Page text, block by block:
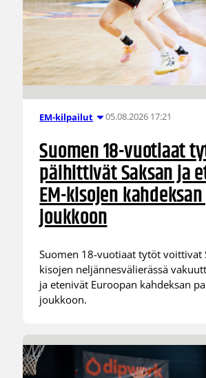
EM-kilpailut 05.08.2026 17:21
Suomen 18-vuotiaat
päihittivät Saksan ja
EM-kisojen
joukkoon
Suomen 18-vuotiaat tytöt voittivat
kisojen neljännesvälierässä
ja etenivät Euroopan kahdeksan
joukkoon.